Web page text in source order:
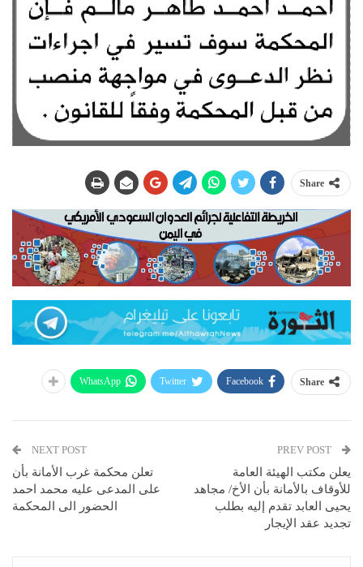
Share
Share
Facebook
Twitter
WhatsApp
يعلن مكتب الهيئة العامة
للأوقاف بالأمانة بأن الأخ/ مجاهد
يحيى العابد تقدم إليه بطلب
تجديد عقد الإيجار
NEXT POST
تعلن محكمة غرب الأمانة بأن
على المدعى عليه محمد احمد
الحضور الى المحكمة